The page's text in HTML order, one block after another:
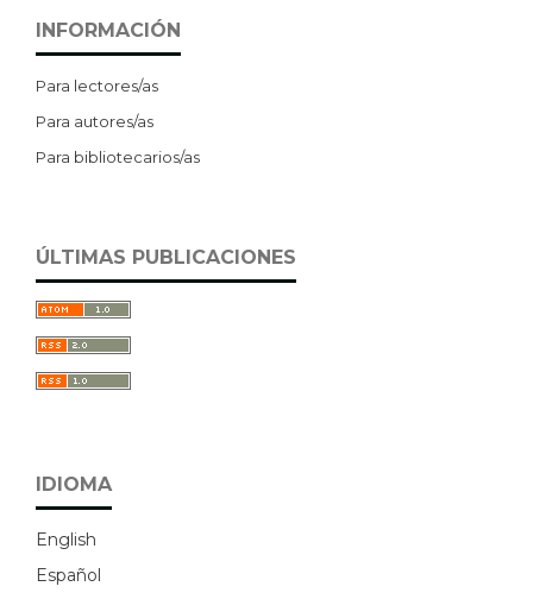
INFORMACIÓN
Para lectores/as
Para autores/as
Para bibliotecarios/as
ÚLTIMAS PUBLICACIONES
IDIOMA
English
Español